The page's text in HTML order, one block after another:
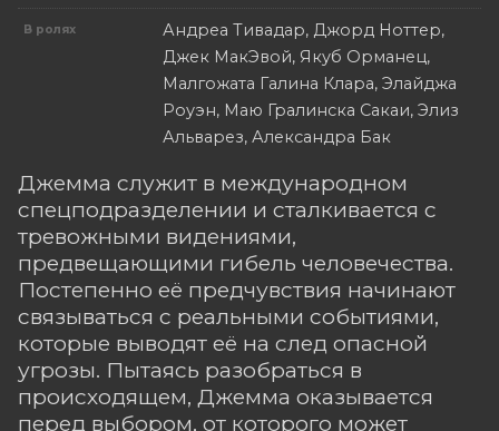
В ролях
Андреа Тивадар, Джорд Ноттер,
Джек МакЭвой, Якуб Орманец,
Малгожата Галина Клара, Элайджа
Роуэн, Маю Гралинска Сакаи, Элиз
Альварез, Александра Бак
Джемма служит в международном
спецподразделении и сталкивается с
тревожными видениями,
предвещающими гибель человечества.
Постепенно её предчувствия начинают
связываться с реальными событиями,
которые выводят её на след опасной
угрозы. Пытаясь разобраться в
происходящем, Джемма оказывается
перед выбором, от которого может